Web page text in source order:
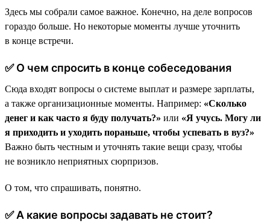
Здесь мы собрали самое важное. Конечно, на деле вопросов
гораздо больше. Но некоторые моменты лучше уточнить
в конце встречи.
✅ О чем спросить в конце собеседования
Сюда входят вопросы о системе выплат и размере зарплаты,
а также организационные моменты. Например: «Сколько
денег и как часто я буду получать?» или «Я учусь. Могу ли
я приходить и уходить пораньше, чтобы успевать в вуз?»
Важно быть честным и уточнять такие вещи сразу, чтобы
не возникло неприятных сюрпризов.
О том, что спрашивать, понятно.
✅ А какие вопросы задавать не стоит?